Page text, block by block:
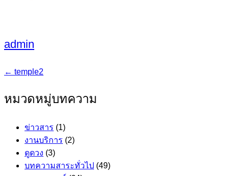
admin
แนะแนว
เรื่อง
← temple2
หมวดหมู่บทความ
ข่าวสาร (1)
งานบริการ (2)
ดูดวง (3)
บทความสาระทั่วไป (49)